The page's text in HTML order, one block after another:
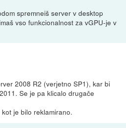
spremneiš server v desktop
vso funkcionalnost za vGPU-je v
2008 R2 (verjetno SP1), kar bi
Se je pa klicalo drugače
je bilo reklamirano.